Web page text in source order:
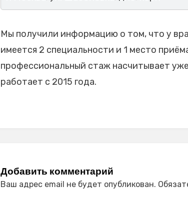
Мы получили информацию о том, что у
имеется 2 специальности и 1 место
профессиональный стаж насчитывает уже
работает с 2015 года.
Добавить комментарий
Ваш адрес email не будет опубликован.